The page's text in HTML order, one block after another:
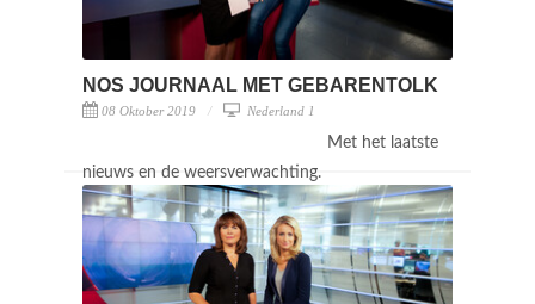
NOS JOURNAAL MET GEBARENTOLK
08 Oktober 2019 Nederland 1
Met het laatste
nieuws en de weersverwachting.